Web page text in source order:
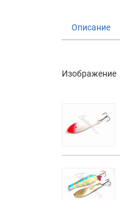
Описание
Изображение